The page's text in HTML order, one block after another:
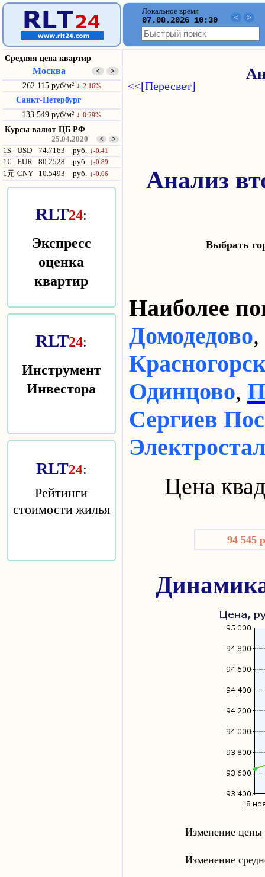
Локальное время
07.08.2026 10:30 < >
Средняя цена квартир
Москва < >
262 115 руб/м² ↓-2.16%
Санкт-Петербург
133 549 руб/м² ↓-0.29%
Курсы валют ЦБ РФ
25.04.2020 < >
1$ USD 74.7163 руб. ↓-0.41
1€ EUR 80.2528 руб. ↓-0.89
1元 CNY 10.5493 руб. ↓-0.06
RLT24:
Экспресс
оценка
квартир
RLT24:
Инструмент
Инвестора
RLT24:
Рейтинги
стоимости жилья
<<[Пересвет]
Анализ
Выбрать
Наиболее
Домодедово,
Одинцово,
Сергиев
Цена
94 545
Изменение цены
Изменение